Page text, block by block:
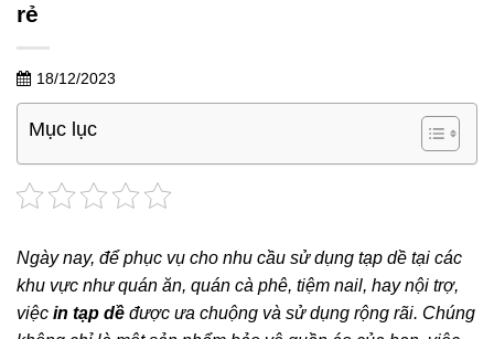
rẻ
18/12/2023
Mục lục
Ngày nay, để phục vụ cho nhu cầu sử dụng tạp dề tại các
khu vực như quán ăn, quán cà phê, tiệm nail, hay nội trợ,
việc in tạp dề được ưa chuộng và sử dụng rộng rãi. Chúng